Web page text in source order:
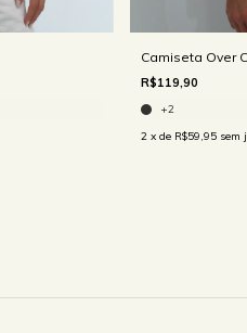
Camiseta Over
R$119,90
+2
2 x de R$59,95 sem